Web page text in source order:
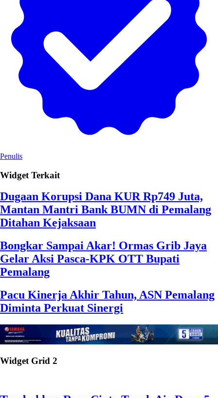
Penulis
Widget Terkait
Dugaan Korupsi Dana KUR Rp749 Juta,
Mantan Mantri Bank BUMN di Pemalang
Ditahan Kejaksaan
Bongkar Sampai Akar! Ormas Grib Jaya
Gelar Aksi Pasca-KPK OTT Bupati
Pemalang
Pacu Kinerja Akhir Tahun, ASN Pemalang
Diminta Perkuat Sinergi
Widget Grid 2